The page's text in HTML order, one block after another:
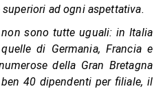
ad ogni aspettativa.
sono tutte uguali: in Italia
di Germania, Francia e
della Gran Bretagna
40 dipendenti per filiale, il